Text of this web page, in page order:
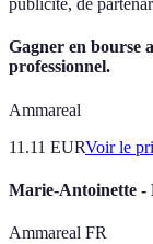
publicité, de
Gagner en bourse
professionnel.
Ammareal
11.11 EURVoir le
Marie-Antoinette -
Ammareal FR